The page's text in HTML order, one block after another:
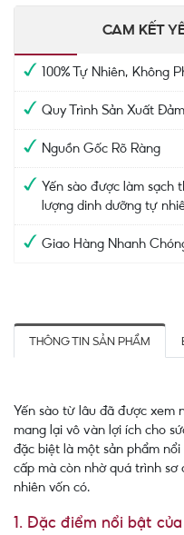
​​​​​​​CAM KẾT
100% Tự Nhiên, Không
Quy Trình Sản Xuất
Nguồn Gốc Rõ Ràng
Yến sào được làm sạch
lượng dinh dưỡng tự
Giao Hàng Nhanh
THÔNG TIN SẢN PHẨM
Yến sào từ lâu đã được xem
mang lại vô vàn lợi ích cho
đặc biệt là một sản phẩm
cấp mà còn nhờ quá trình
nhiên vốn có.
1. Đặc điểm nổi bật